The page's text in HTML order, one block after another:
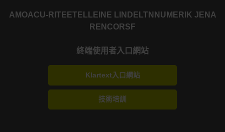
AMOACU-RITE ETEL LEINE LINDE LTN NUMERIK JENA
RENCORSF
終端使用者入口網站
Klartext入口網站
技術培訓